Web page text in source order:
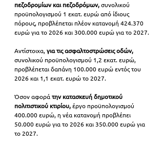
πεζοδρομίων και πεζοδρόμων, συνολικού
προϋπολογισμού 1 εκατ. ευρώ από ίδιους
πόρους, προβλέπεται πλέον κατανομή 424.370
ευρώ για το 2026 και 300.000 ευρώ για το 2027.
Αντίστοιχα, για τις ασφαλτοστρώσεις οδών,
συνολικού προϋπολογισμού 1,2 εκατ. ευρώ,
προβλέπεται δαπάνη 100.000 ευρώ εντός του
2026 και 1,1 εκατ. ευρώ το 2027.
Όσον αφορά την κατασκευή δημοτικού
πολιτιστικού κτιρίου, έργο προϋπολογισμού
400.000 ευρώ, η νέα κατανομή προβλέπει
50.000 ευρώ για το 2026 και 350.000 ευρώ για
το 2027.